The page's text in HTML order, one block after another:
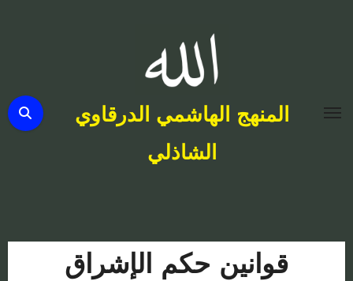
المنهج الهاشمي الدرقاوي
الشاذلي
قوانين حكم الإشراق